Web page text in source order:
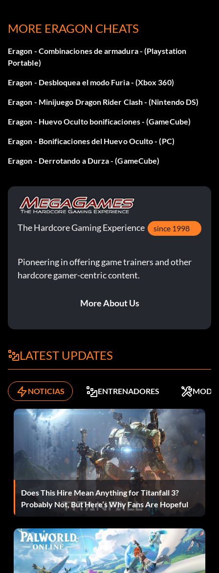
difícil de encontrar. Busca el punto azul revelador en la
pantalla.
Bonificaciones por huevos ocultos:
juego para desbloquear las siguientes bonificaciones.
2 huevos: Edward John Speleers comentario
4 huevos: Comentario sobre la dirección artística
5 huevos: Birth Of A Game comentario
7 huevos: Comentario de la orquesta
8 huevos: Comentario de Saphira
9 huevos: Sienna Guillory comentario
11 huevos: Arte conceptual
12 huevos: Arte conceptual
13 huevos: Comentario de Robert Carlyle
14 huevos: Comentario de los efectos sonoros
15 huevos: Garrett Hedlund comentario
16 huevos: Evolución de los juegos comentario
17 huevos: Arte conceptual
18 huevos: Sala del Trono nivel de bonificación
Desbloquea la Sala del Trono:
MORE ERAGON CHEATS
Eragon - Combinaciones de armadura - (Playstation
Portable)
Eragon - Desbloquea el modo Furia - (Xbox 360)
Eragon - Minijuego Dragon Rider Clash - (Nintendo DS)
Eragon - Huevo Oculto bonificaciones - (GameCube)
Eragon - Bonificaciones del Huevo Oculto - (PC)
Eragon - Derrotando a Durza - (GameCube)
The Hardcore Gaming Experience since 1998
Pioneering in offering game trainers and other
hardcore gamer-centric content.
More About Us
LATEST UPDATES
NOTICIAS ENTRENADORES MODS
Does This Hire Mean Anything for Titanfall 3?
Probably Not, But Here’s Why Fans Are Hopeful